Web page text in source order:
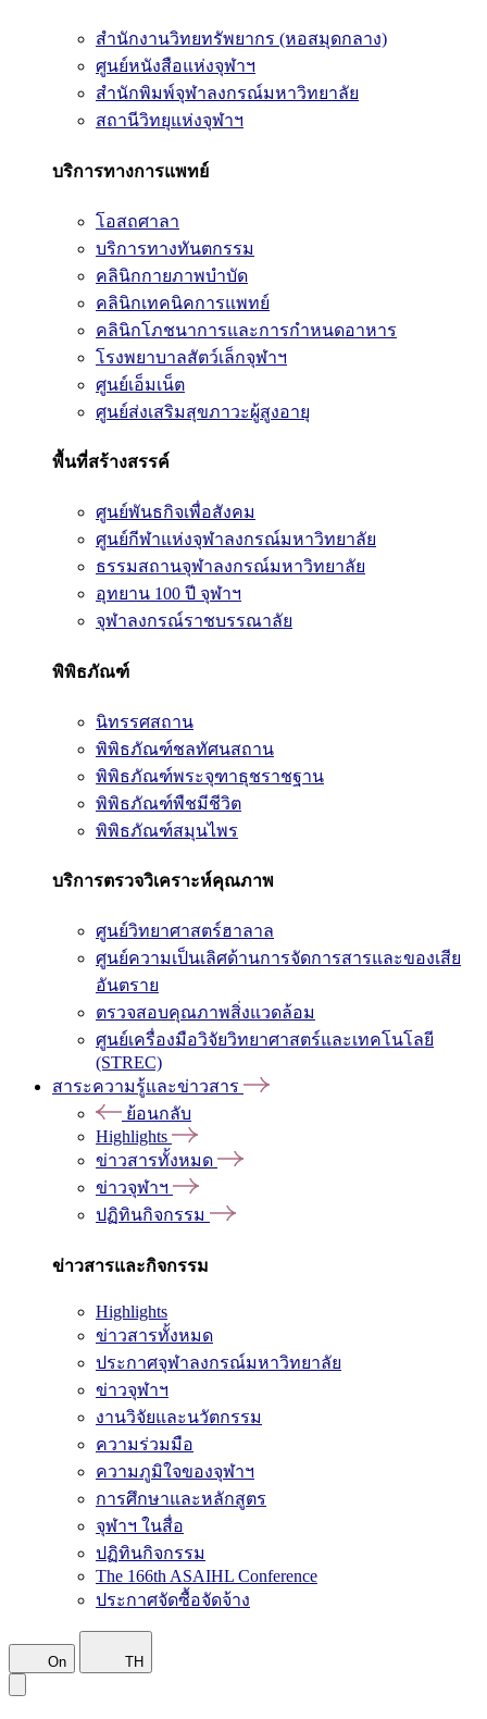
สำนักงานวิทยทรัพยากร (หอสมุดกลาง)
ศูนย์หนังสือแห่งจุฬาฯ
สำนักพิมพ์จุฬาลงกรณ์มหาวิทยาลัย
สถานีวิทยุแห่งจุฬาฯ
บริการทางการแพทย์
โอสถศาลา
บริการทางทันตกรรม
คลินิกกายภาพบำบัด
คลินิกเทคนิคการแพทย์
คลินิกโภชนาการและการกำหนดอาหาร
โรงพยาบาลสัตว์เล็กจุฬาฯ
ศูนย์เอ็มเน็ต
ศูนย์ส่งเสริมสุขภาวะผู้สูงอายุ
พื้นที่สร้างสรรค์
ศูนย์พันธกิจเพื่อสังคม
ศูนย์กีฬาแห่งจุฬาลงกรณ์มหาวิทยาลัย
ธรรมสถานจุฬาลงกรณ์มหาวิทยาลัย
อุทยาน 100 ปี จุฬาฯ
จุฬาลงกรณ์ราชบรรณาลัย
พิพิธภัณฑ์
นิทรรศสถาน
พิพิธภัณฑ์ชลทัศนสถาน
พิพิธภัณฑ์พระจุฑาธุชราชฐาน
พิพิธภัณฑ์พืชมีชีวิต
พิพิธภัณฑ์สมุนไพร
บริการตรวจวิเคราะห์คุณภาพ
ศูนย์วิทยาศาสตร์ฮาลาล
ศูนย์ความเป็นเลิศด้านการจัดการสารและของเสีย
อันตราย
ตรวจสอบคุณภาพสิ่งแวดล้อม
ศูนย์เครื่องมือวิจัยวิทยาศาสตร์และเทคโนโลยี
(STREC)
สาระความรู้และข่าวสาร
ย้อนกลับ
Highlights
ข่าวสารทั้งหมด
ข่าวจุฬาฯ
ปฏิทินกิจกรรม
ข่าวสารและกิจกรรม
Highlights
ข่าวสารทั้งหมด
ประกาศจุฬาลงกรณ์มหาวิทยาลัย
ข่าวจุฬาฯ
งานวิจัยและนวัตกรรม
ความร่วมมือ
ความภูมิใจของจุฬาฯ
การศึกษาและหลักสูตร
จุฬาฯ ในสื่อ
ปฏิทินกิจกรรม
The 166th ASAIHL Conference
ประกาศจัดซื้อจัดจ้าง
On TH